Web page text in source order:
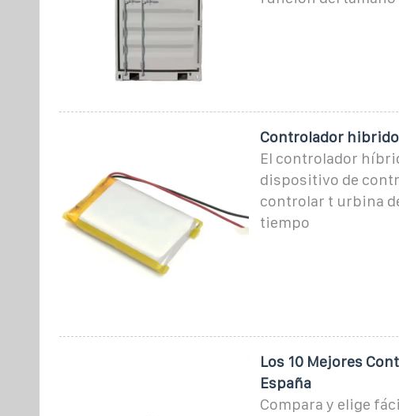
Controlador hibrido
El controlador
dispositivo de
controlar t urbina
tiempo
Los 10 Mejores
España
Compara y elige